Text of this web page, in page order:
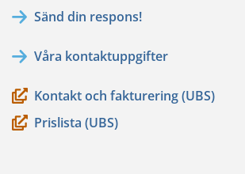
Sänd din respons!
Våra kontaktuppgifter
Kontakt och fakturering (UBS)
Prislista (UBS)